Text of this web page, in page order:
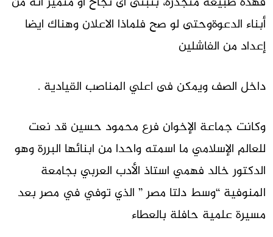
أبناء الدعوةوحتى لو صح فلماذا الاعلان وهناك ايضا
إعداد من الفاشلين
داخل الصف ويمكن فى اعلي المناصب القيادية .
وكانت جماعة الإخوان فرع محمود حسين قد نعت
للعالم الإسلامي ما اسمته واحدا من ابنائها البررة وهو
الدكتور خالد فهمي استاذ الأدب العربي بجامعة
المنوفية “وسط دلتا مصر ” الذي توفي في مصر بعد
مسيرة علمية حافلة بالعطاء